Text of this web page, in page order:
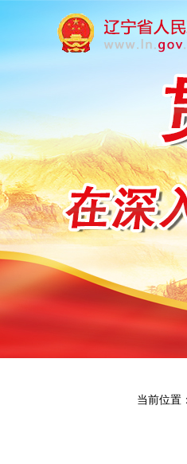
当前位置